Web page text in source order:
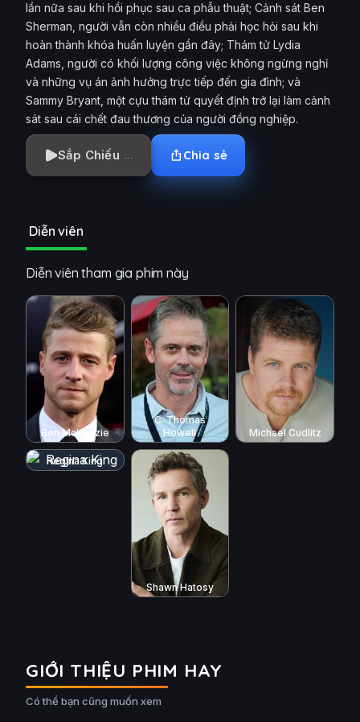
lần nữa sau khi hồi phục sau ca phẫu thuật; Cảnh sát Ben
Sherman, người vẫn còn nhiều điều phải học hỏi sau khi
hoàn thành khóa huấn luyện gần đây; Thám tử Lydia
Adams, người có khối lượng công việc không ngừng nghỉ
và những vụ án ảnh hưởng trực tiếp đến gia đình; và
Sammy Bryant, một cựu thám tử quyết định trở lại làm cảnh
sát sau cái chết đau thương của người đồng nghiệp.
Sắp Chiếu Chia sẻ
Diễn viên
Diễn viên tham gia phim này
Ben McKenzie
C. Thomas
Howell
Michael Cudlitz
Regina King
Shawn Hatosy
GIỚI THIỆU PHIM HAY
Có thể bạn cũng muốn xem